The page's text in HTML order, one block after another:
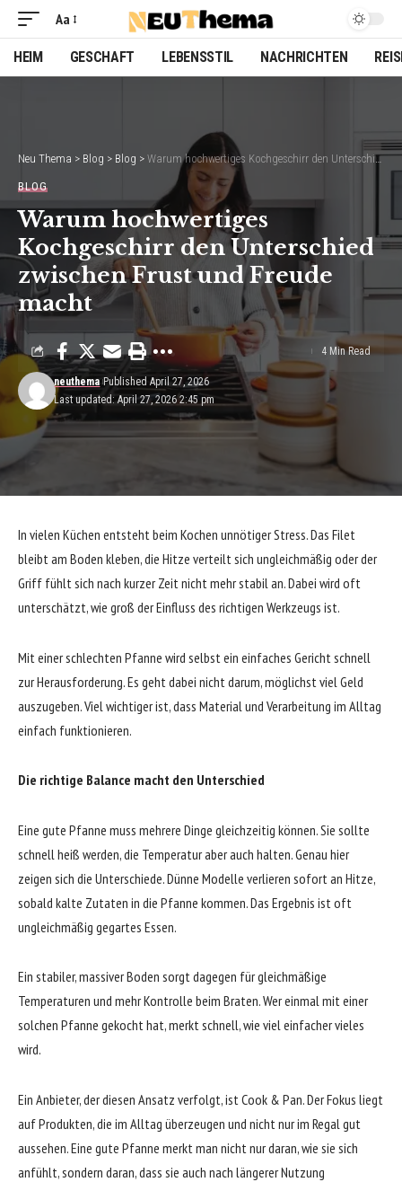
Font
Resizer
Aa
HEIM GESCHAFT LEBENSSTIL NACHRICHTEN
Neu Thema > Blog > Blog > Warum hochwertiges Kochgeschirr den Unterschied zwischen Frust und Freude macht
BLOG
Warum hochwertiges
Kochgeschirr den Unterschied
zwischen Frust und Freude
macht
Last updated: April 27, 2026 2:45 pm
neuthema Published April 27, 2026
4 Min Read
In vielen Küchen entsteht beim Kochen unnötiger Stress. Das Filet
bleibt am Boden kleben, die Hitze verteilt sich ungleichmäßig oder der
Griff fühlt sich nach kurzer Zeit nicht mehr stabil an. Dabei wird oft
unterschätzt, wie groß der Einfluss des richtigen Werkzeugs ist.
Mit einer schlechten Pfanne wird selbst ein einfaches Gericht schnell
zur Herausforderung. Es geht dabei nicht darum, möglichst viel Geld
auszugeben. Viel wichtiger ist, dass Material und Verarbeitung im Alltag
einfach funktionieren.
Die richtige Balance macht den Unterschied
Eine gute Pfanne muss mehrere Dinge gleichzeitig können. Sie sollte
schnell heiß werden, die Temperatur aber auch halten. Genau hier
zeigen sich die Unterschiede. Dünne Modelle verlieren sofort an Hitze,
sobald kalte Zutaten in die Pfanne kommen. Das Ergebnis ist oft
ungleichmäßig gegartes Essen.
Ein stabiler, massiver Boden sorgt dagegen für gleichmäßige
Temperaturen und mehr Kontrolle beim Braten. Wer einmal mit einer
solchen Pfanne gekocht hat, merkt schnell, wie viel einfacher vieles
wird.
Ein Anbieter, der diesen Ansatz verfolgt, ist Cook & Pan. Der Fokus liegt
auf Produkten, die im Alltag überzeugen und nicht nur im Regal gut
aussehen. Eine gute Pfanne merkt man nicht nur daran, wie sie sich
anfühlt, sondern daran, dass sie auch nach längerer Nutzung